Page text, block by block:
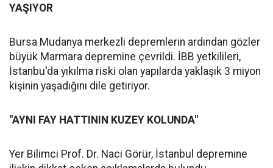
YAŞIYOR
Bursa Mudanya merkezli depremlerin ardından gözler
büyük Marmara depremine çevrildi. İBB yetkilileri,
İstanbu'da yıkılma riski olan yapılarda yaklaşık 3 miyon
kişinin yaşadığını dile getiriyor.
"AYNI FAY HATTININ KUZEY KOLUNDA"
Yer Bilimci Prof. Dr. Naci Görür, İstanbul depremine